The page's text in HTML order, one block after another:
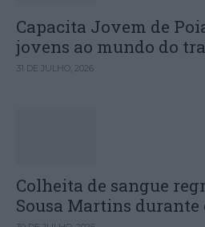
Capacita Jovem de
jovens ao mundo do
31 DE JULHO, 2026
Colheita de sangue
Sousa Martins durante